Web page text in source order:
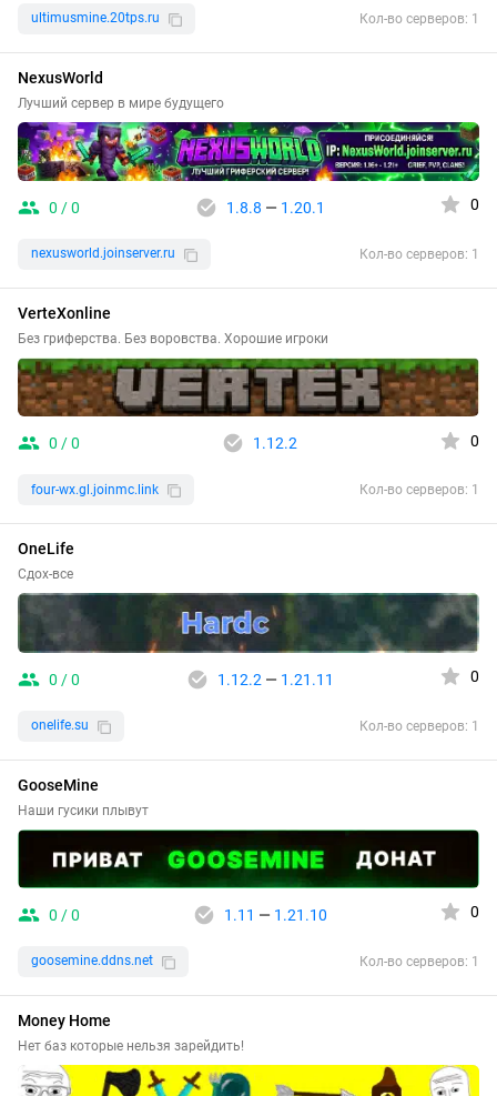
ultimusmine.20tps.ru Кол-во серверов: 1
NexusWorld
Лучший сервер в мире будущего
0 / 0 1.8.8 — 1.20.1 0
nexusworld.joinserver.ru Кол-во серверов: 1
VerteXonline
Без гриферства. Без воровства. Хорошие игроки
0 / 0 1.12.2 0
four-wx.gl.joinmc.link Кол-во серверов: 1
OneLife
Сдох-все
0 / 0 1.12.2 — 1.21.11 0
onelife.su Кол-во серверов: 1
GooseMine
Наши гусики плывут
0 / 0 1.11 — 1.21.10 0
goosemine.ddns.net Кол-во серверов: 1
Money Home
Нет баз которые нельзя зарейдить!